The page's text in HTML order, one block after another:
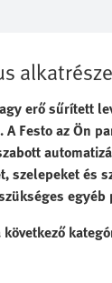
erő sűrített
Festo az Ön
szelepeket és